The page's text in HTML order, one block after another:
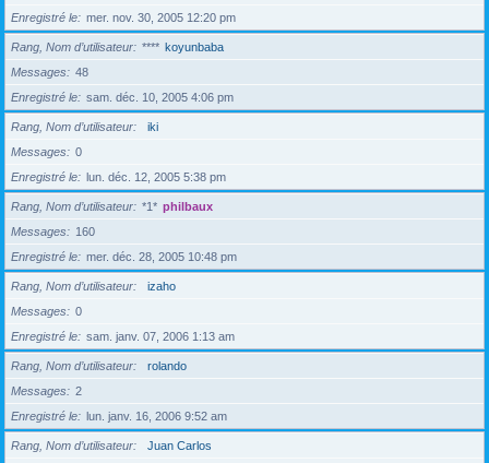
Enregistré le
mer. nov. 30, 2005 12:20 pm
Rang, Nom d’utilisateur **** koyunbaba
Messages
48
Enregistré le
sam. déc. 10, 2005 4:06 pm
Rang, Nom d’utilisateur
iki
Messages
0
Enregistré le
lun. déc. 12, 2005 5:38 pm
Rang, Nom d’utilisateur *1* philbaux
Messages
160
Enregistré le
mer. déc. 28, 2005 10:48 pm
Rang, Nom d’utilisateur
izaho
Messages
0
Enregistré le
sam. janv. 07, 2006 1:13 am
Rang, Nom d’utilisateur
rolando
Messages
2
Enregistré le
lun. janv. 16, 2006 9:52 am
Rang, Nom d’utilisateur
Juan Carlos